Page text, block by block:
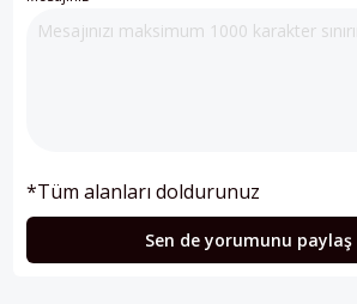
*Tüm alanları doldurunuz
Sen de yorumunu paylaş